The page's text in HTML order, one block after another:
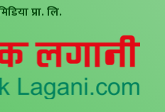
प्रा. लि.